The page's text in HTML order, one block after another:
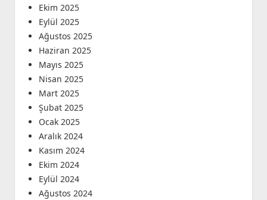
Ekim 2025
Eylül 2025
Ağustos 2025
Haziran 2025
Mayıs 2025
Nisan 2025
Mart 2025
Şubat 2025
Ocak 2025
Aralık 2024
Kasım 2024
Ekim 2024
Eylül 2024
Ağustos 2024